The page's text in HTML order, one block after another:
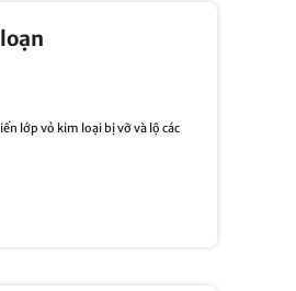
lớp vỏ kim loại bị vỡ và lộ các